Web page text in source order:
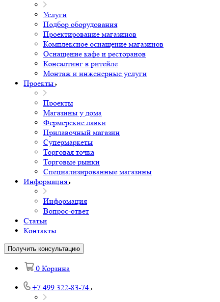
Услуги
Подбор оборудования
Проектирование магазинов
Комплексное оснащение магазинов
Оснащение кафе и ресторанов
Консалтинг в ритейле
Монтаж и инженерные услуги
Проекты
Проекты
Магазины у дома
Фермерские лавки
Прилавочный магазин
Супермаркеты
Торговая точка
Торговые рынки
Специализированные магазины
Информация
Информация
Вопрос-ответ
Статьи
Контакты
Получить консультацию
0 Корзина
+7 499 322-83-74